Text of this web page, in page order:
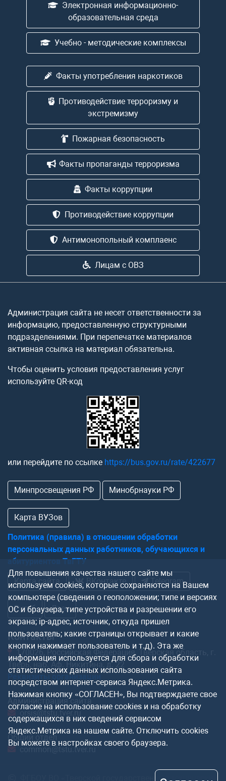
Для повышения качества нашего сайте мы
используем cookies, которые сохраняются на Вашем
компьютере (сведения о геоположении; типе и версиях
ОС и браузера, типе устройства и разрешении его
экрана; ip-адрес, источник, откуда пришел
пользователь; какие страницы открывает и какие
кнопки нажимает пользователь и т.д). Эта же
информация используется для сбора и обработки
статистических данных использования сайта
посредством интернет-сервиса Яндекс.Метрика.
Нажимая кнопку «СОГЛАСЕН», Вы подтверждаете свое
согласие на использование cookies и на обработку
содержащихся в них сведений сервисом
Яндекс.Метрика на нашем сайте. Отключить cookies
Вы можете в настройках своего браузера.
Электронная информационно-
образовательная среда
Учебно - методические комплексы
Факты употребления наркотиков
Противодействие терроризму и
экстремизму
Пожарная безопасность
Факты пропаганды терроризма
Факты коррупции
Противодействие коррупции
Антимонопольный комплаенс
Лицам с ОВЗ
Администрация сайта не несет ответственности за
информацию, предоставленную структурными
подразделениями. При перепечатке материалов
активная ссылка на материал обязательна.
Чтобы оценить условия предоставления услуг
используйте QR-код
или перейдите по ссылке https://bus.gov.ru/rate/422677
Минпросвещения РФ Минобрнауки РФ
Карта ВУЗов
Политика (правила) в отношении обработки
персональных данных работников, обучающихся и
абитуриентов ТвГТУ
Карта сайта ВКонтакте Telegram
Рутуб Дзен
Контакты
170026, Российская Федерация, Тверская область, г.
Тверь, наб. Аф. Никитина, д. 22
Реквизиты организации
Администрация сайта
Общий отдел
common@tstu.tver.ru
ФГБОУ ВО «Тверской государственный технический